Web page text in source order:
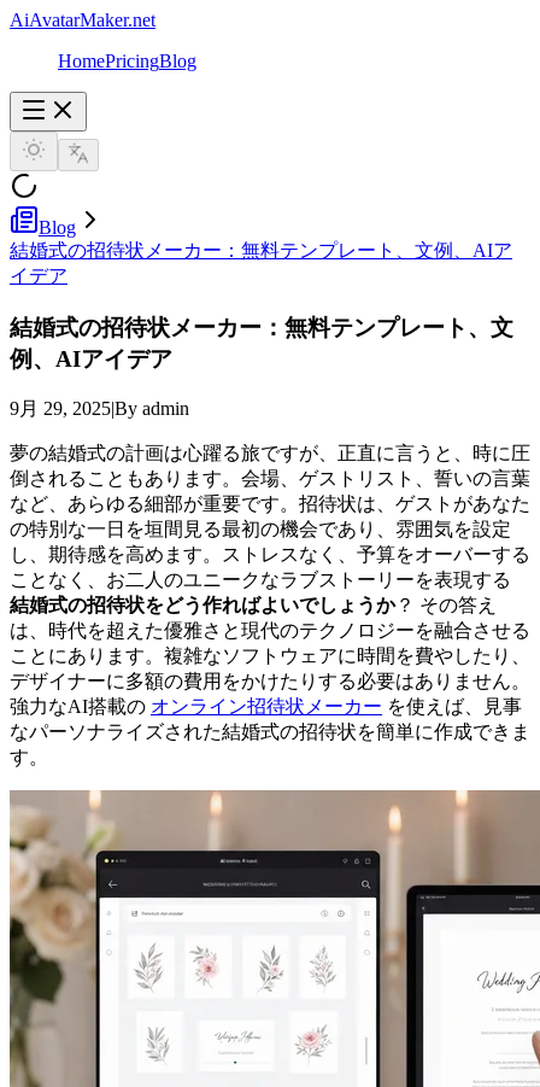
AiAvatarMaker.net
HomePricingBlog
Blog
結婚式の招待状メーカー：無料テンプレート、文例、AIア
イデア
結婚式の招待状メーカー：無料テンプレート、文
例、AIアイデア
9月 29, 2025|By admin
夢の結婚式の計画は心躍る旅ですが、正直に言うと、時に圧
倒されることもあります。会場、ゲストリスト、誓いの言葉
など、あらゆる細部が重要です。招待状は、ゲストがあなた
の特別な一日を垣間見る最初の機会であり、雰囲気を設定
し、期待感を高めます。ストレスなく、予算をオーバーする
ことなく、お二人のユニークなラブストーリーを表現する
結婚式の招待状をどう作ればよいでしょうか？ その答え
は、時代を超えた優雅さと現代のテクノロジーを融合させる
ことにあります。複雑なソフトウェアに時間を費やしたり、
デザイナーに多額の費用をかけたりする必要はありません。
強力なAI搭載の オンライン招待状メーカー を使えば、見事
なパーソナライズされた結婚式の招待状を簡単に作成できま
す。